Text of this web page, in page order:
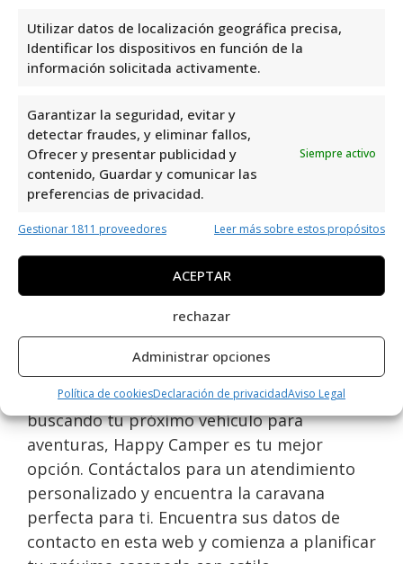
Utilizar datos de localización geográfica precisa,
Identificar los dispositivos en función de la
información solicitada activamente.
Garantizar la seguridad, evitar y
detectar fraudes, y eliminar fallos,
Ofrecer y presentar publicidad y
contenido, Guardar y comunicar las
preferencias de privacidad.
Siempre activo
Gestionar 1811 proveedores Leer más sobre estos propósitos
ACEPTAR
rechazar
Administrar opciones
Política de cookiesDeclaración de privacidadAviso Legal
Autocaravanas Y Caravanas Happy Camper
es una excelente opción en Elche, Alicante
para aquellos que buscan adquirir una
caravana. Con una valoración de 4,7 y 33
reseñas, demuestran su compromiso con la
calidad y el servicio al cliente. Su ubicación
en Pda daimes pol2 n180a los convierte en
una parada obligatoria para los amantes de
las autocaravanas y caravanas. ¡Visitarlos es
una experiencia que vale la pena!
Autocaravanas Y Caravanas Happy Camper
es uno de los mejores especialistas en la
venta de caravanas en Orihuela Costa.
Ofrecen una amplia gama de caravanas y
autocaravanas de alta calidad. Si estás
buscando tu próximo vehículo para
aventuras, Happy Camper es tu mejor
opción. Contáctalos para un atendimiento
personalizado y encuentra la caravana
perfecta para ti. Encuentra sus datos de
contacto en esta web y comienza a planificar